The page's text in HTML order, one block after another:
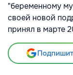
"беременному
своей новой
принял в марте